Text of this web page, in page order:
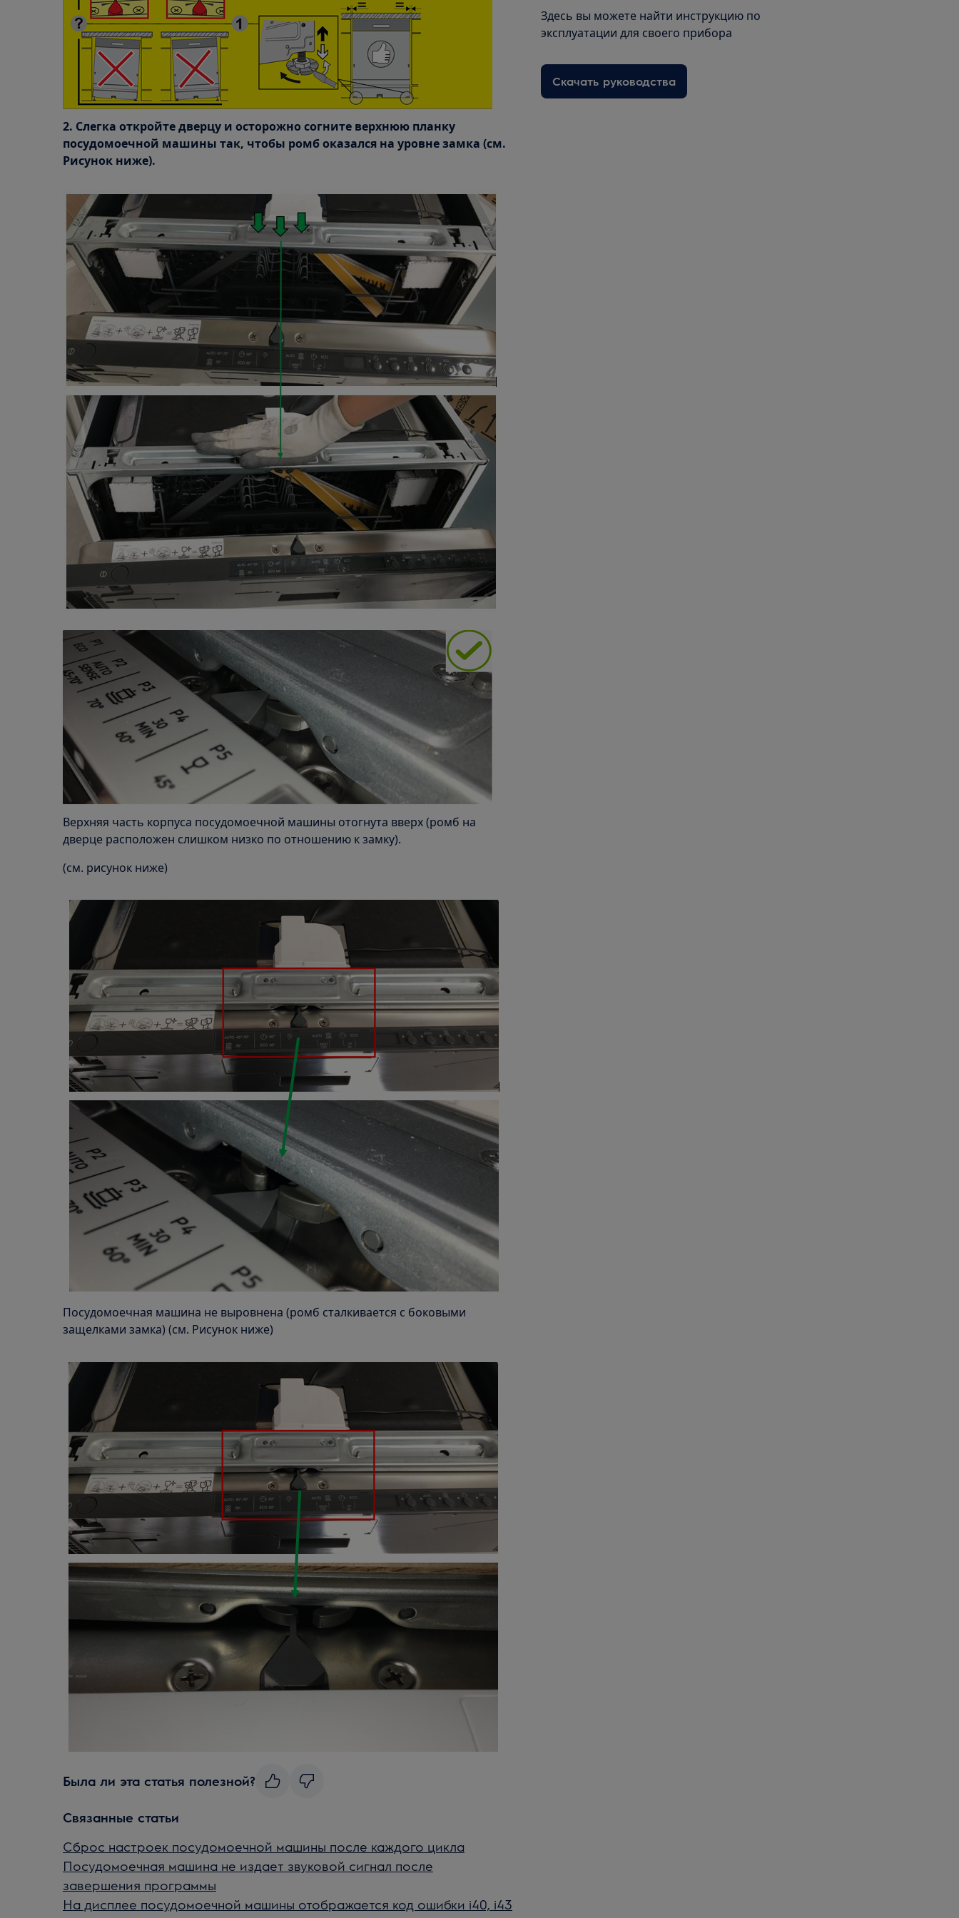
2. Слегка откройте дверцу и осторожно согните верхнюю планку
посудомоечной машины так, чтобы ромб оказался на уровне замка (см.
Рисунок ниже).
Верхняя часть корпуса посудомоечной машины отогнута вверх (ромб на
дверце расположен слишком низко по отношению к замку).
(см. рисунок ниже)
Посудомоечная машина не выровнена (ромб сталкивается с боковыми
защелками замка) (см. Рисунок ниже)
Была ли эта статья полезной?
Связанные статьи
Сброс настроек посудомоечной машины после каждого цикла
Посудомоечная машина не издает звуковой сигнал после
завершения программы
На дисплее посудомоечной машины отображается код ошибки i40, i43
Здесь вы можете найти инструкцию по
эксплуатации для своего прибора
Скачать руководства